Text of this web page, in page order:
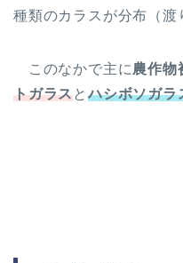
種類のカラスが分布（渡
このなかで主に農作物
トガラスとハシボソガラ